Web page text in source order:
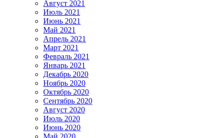
Август 2021
Июль 2021
Июнь 2021
Май 2021
Апрель 2021
Март 2021
Февраль 2021
Январь 2021
Декабрь 2020
Ноябрь 2020
Октябрь 2020
Сентябрь 2020
Август 2020
Июль 2020
Июнь 2020
Май 2020